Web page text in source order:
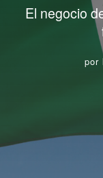
El negocio
por